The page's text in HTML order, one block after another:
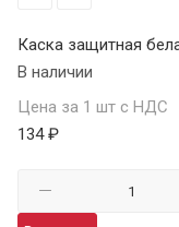
Каска защитная
В наличии
Цена за 1 шт с НДС
134 ₽